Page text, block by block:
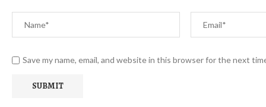
Save my name, email, and website in this browser for the next